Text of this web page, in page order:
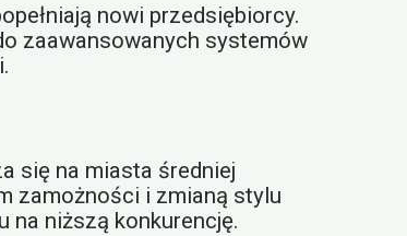
nowi przedsiębiorcy.
zaawansowanych systemów
się na miasta średniej
zamożności i zmianą stylu
na niższą konkurencję.